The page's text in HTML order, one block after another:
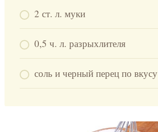
2 ст. л. муки
0,5 ч. л. разрыхлителя
соль и черный перец по вкусу